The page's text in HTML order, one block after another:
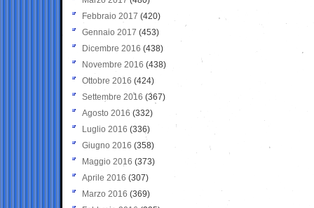
Febbraio 2017 (420)
Gennaio 2017 (453)
Dicembre 2016 (438)
Novembre 2016 (438)
Ottobre 2016 (424)
Settembre 2016 (367)
Agosto 2016 (332)
Luglio 2016 (336)
Giugno 2016 (358)
Maggio 2016 (373)
Aprile 2016 (307)
Marzo 2016 (369)